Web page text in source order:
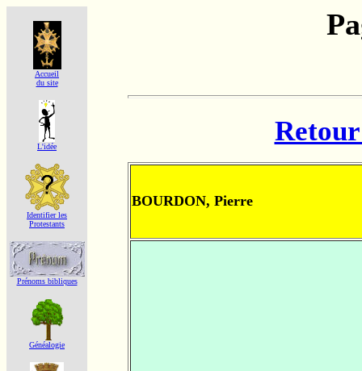
Accueil
du site
L'idée
Identifier les
Protestants
Prénoms bibliques
Généalogie
BOURDON, Pierre